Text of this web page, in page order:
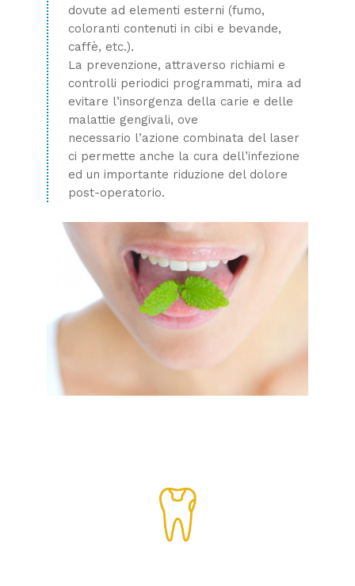
dovute ad elementi esterni (fumo,
coloranti contenuti in cibi e bevande,
caffè, etc.).
La prevenzione, attraverso richiami e
controlli periodici programmati, mira ad
evitare l’insorgenza della carie e delle
malattie gengivali, ove
necessario l’azione combinata del laser
ci permette anche la cura dell’infezione
ed un importante riduzione del dolore
post-operatorio.